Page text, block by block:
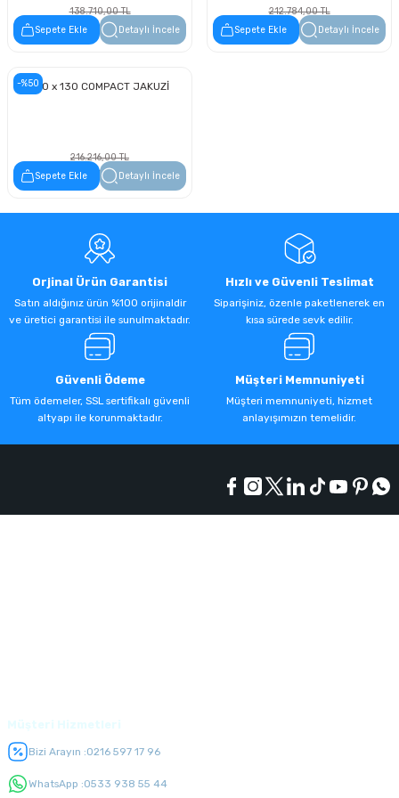
138.710,00 TL
69.355,00 TL
Sepete Ekle Detaylı İncele
212.784,00 TL
106.392,00 TL
Sepete Ekle Detaylı İncele
-%50130 x 130 COMPACT JAKUZİ
216.216,00 TL
108.108,00 TL
Sepete Ekle Detaylı İncele
Orjinal Ürün Garantisi
Satın aldığınız ürün %100 orijinaldir
ve üretici garantisi ile sunulmaktadır.
Hızlı ve Güvenli Teslimat
Siparişiniz, özenle paketlenerek en
kısa sürede sevk edilir.
Güvenli Ödeme
Tüm ödemeler, SSL sertifikalı güvenli
altyapı ile korunmaktadır.
Müşteri Memnuniyeti
Müşteri memnuniyeti, hizmet
anlayışımızın temelidir.
Bizi Arayın :0216 597 17 96
WhatsApp :0533 938 55 44